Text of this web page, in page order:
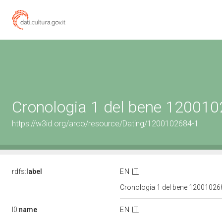
Cronologia 1 del bene
https://w3id.org/arco/resource/Dating/1200102684-1
rdfs: label EN
IT
Cronologia 1 del bene
l0:name EN
IT